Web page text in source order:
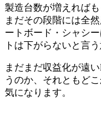
製造台数が増えれば
まだその段階には全
ートボード・シャシ
トは下がらないと言
まだまだ収益化が遠
うのか、それともど
気になります。